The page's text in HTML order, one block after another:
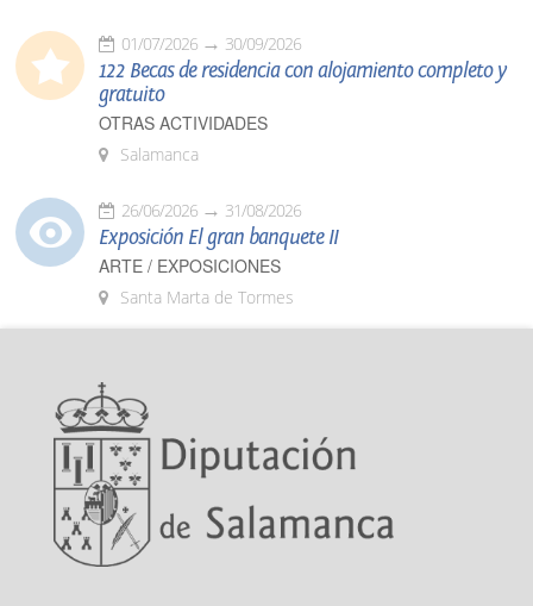
01/07/2026 30/09/2026
122 Becas de residencia con alojamiento completo y
gratuito
OTRAS ACTIVIDADES
Salamanca
26/06/2026 31/08/2026
Exposición El gran banquete II
ARTE / EXPOSICIONES
Santa Marta de Tormes